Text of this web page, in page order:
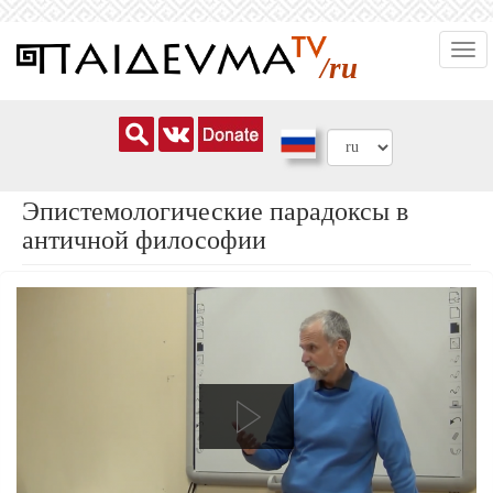
основному
/ru
Эпистемологические парадоксы в
античной философии